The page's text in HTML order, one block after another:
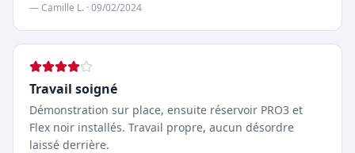
—Camille L. ·09/02/2024
Travail soigné
Démonstration sur place, ensuite réservoir PRO3 et
Flex noir installés. Travail propre, aucun désordre
laissé derrière.